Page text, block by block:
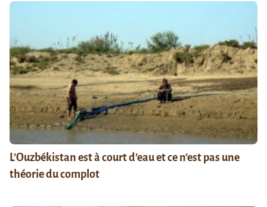
L’Ouzbékistan est à court d’eau et ce n’est pas une
théorie du complot